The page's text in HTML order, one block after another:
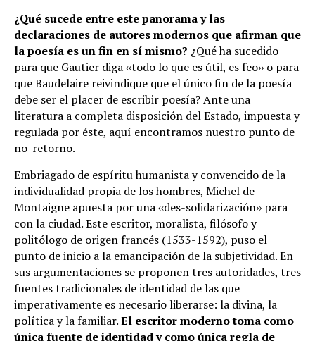
¿Qué sucede entre este panorama y las
declaraciones de autores modernos que afirman que
la poesía es un fin en sí mismo? ¿Qué ha sucedido
para que Gautier diga ‹‹todo lo que es útil, es feo›› o para
que Baudelaire reivindique que el único fin de la poesía
debe ser el placer de escribir poesía? Ante una
literatura a completa disposición del Estado, impuesta y
regulada por éste, aquí encontramos nuestro punto de
no-retorno.
Embriagado de espíritu humanista y convencido de la
individualidad propia de los hombres, Michel de
Montaigne apuesta por una ‹‹des-solidarización›› para
con la ciudad. Este escritor, moralista, filósofo y
politólogo de origen francés (1533-1592), puso el
punto de inicio a la emancipación de la subjetividad. En
sus argumentaciones se proponen tres autoridades, tres
fuentes tradicionales de identidad de las que
imperativamente es necesario liberarse: la divina, la
política y la familiar.El escritor moderno toma como
única fuente de identidad y como única regla de